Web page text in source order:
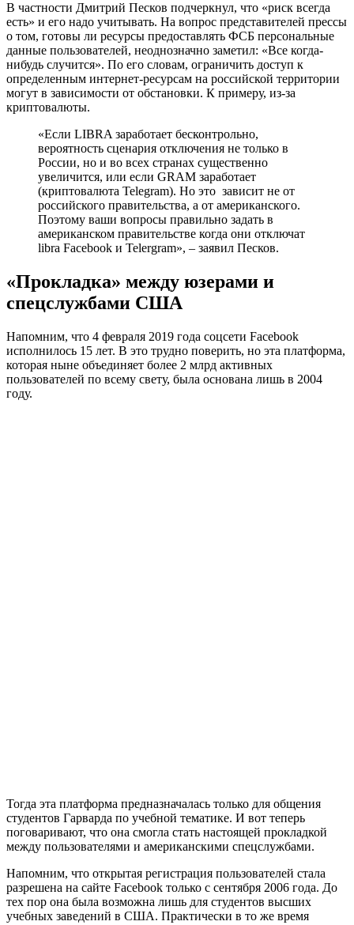
В частности Дмитрий Песков подчеркнул, что «риск всегда
есть» и его надо учитывать. На вопрос представителей прессы
о том, готовы ли ресурсы предоставлять ФСБ персональные
данные пользователей, неоднозначно заметил: «Все когда-
нибудь случится». По его словам, ограничить доступ к
определенным интернет-ресурсам на российской территории
могут в зависимости от обстановки. К примеру, из-за
криптовалюты.
«Если LIBRA заработает бесконтрольно,
вероятность сценария отключения не только в
России, но и во всех странах существенно
увеличится, или если GRAM заработает
(криптовалюта Telegram). Но это зависит не от
российского правительства, а от американского.
Поэтому ваши вопросы правильно задать в
американском правительстве когда они отключат
libra Facebook и Telergram», – заявил Песков.
«Прокладка» между юзерами и
спецслужбами США
Напомним, что 4 февраля 2019 года соцсети Facebook
исполнилось 15 лет. В это трудно поверить, но эта платформа,
которая ныне объединяет более 2 млрд активных
пользователей по всему свету, была основана лишь в 2004
году.
Тогда эта платформа предназначалась только для общения
студентов Гарварда по учебной тематике. И вот теперь
поговаривают, что она смогла стать настоящей прокладкой
между пользователями и американскими спецслужбами.
Напомним, что открытая регистрация пользователей стала
разрешена на сайте Facebook только с сентября 2006 года. До
тех пор она была возможна лишь для студентов высших
учебных заведений в США. Практически в то же время